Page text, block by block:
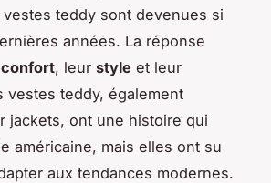
teddy sont devenues si
années. La réponse
confort, leur style et leur
vestes teddy, également
jackets, ont une histoire qui
américaine, mais elles ont su
aux tendances modernes.